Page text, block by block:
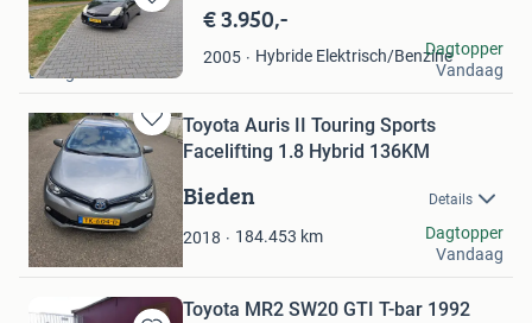
Bewaren
in
Mijn
Favorieten
€ 3.950,-
2005 Hybride Elektrisch/Benzine
M.K
Eibergen
Dagtopper
Vandaag
Bewaren
in
Mijn
Favorieten
Toyota Auris II Touring Sports
Facelifting 1.8 Hybrid 136KM
Bieden Details
2018 184.453 km
Jacek
Delft
Dagtopper
Vandaag
Toyota MR2 SW20 GTI T-bar 1992